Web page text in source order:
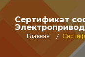
Сертификат
Электропривод
Главная
/